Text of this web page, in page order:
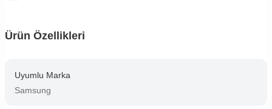
Ürün Özellikleri
Uyumlu Marka
Samsung